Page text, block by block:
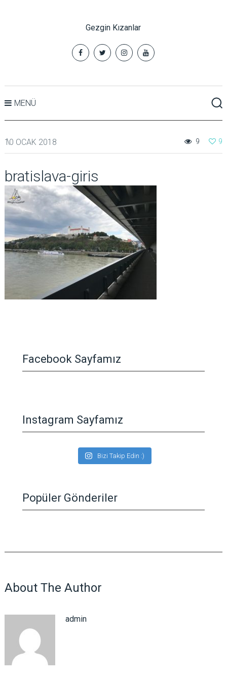
Gezgin Kızanlar
MENÜ
10 OCAK 2018 9
9
bratislava-giris
Facebook Sayfamız
Instagram Sayfamız
Bizi Takip Edin :)
Popüler Gönderiler
About The Author
admin